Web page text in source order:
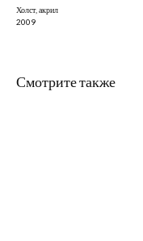
Холст, акрил
2009
Смотрите также